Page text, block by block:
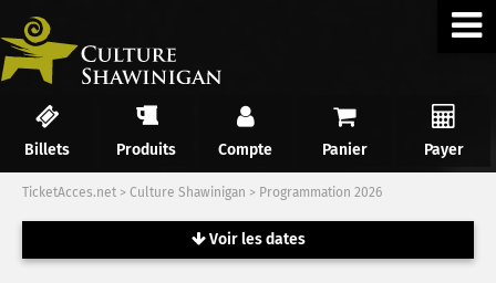
Billets Produits Compte Panier Payer
TicketAcces.net > Culture Shawinigan > Programmation 2026
Voir les dates